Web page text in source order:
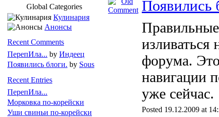
Появились
изливаться
форума.
навигации
уже сейчас.
Posted 19.12.2009 at
Global Categories
Кулинария
Анонсы
Recent Comments
ПерепИла... by Индеец
Появились блоги. by Sous
Recent Entries
ПерепИла...
Морковка по-корейски
Уши свиньи по-корейски